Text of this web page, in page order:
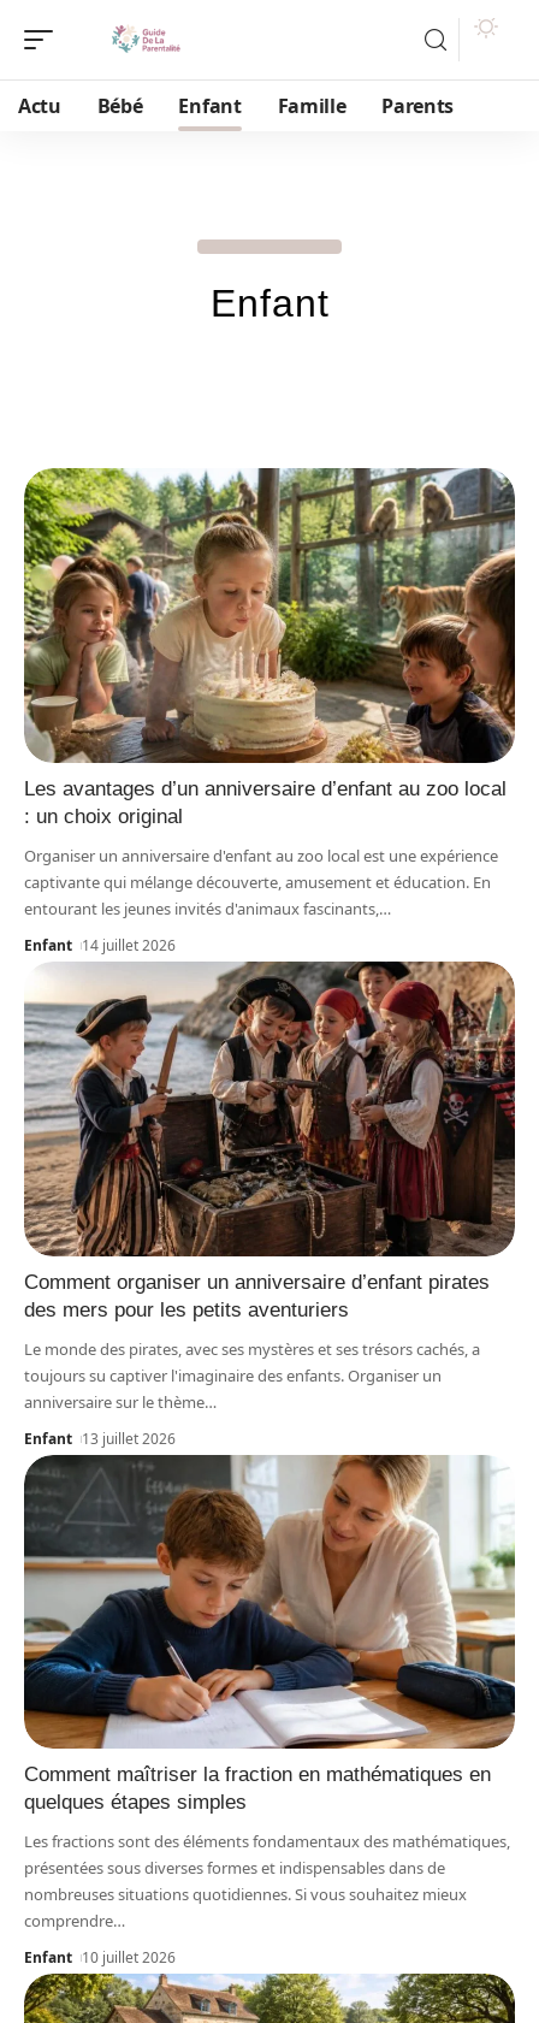
Actu Bébé Enfant Famille Parents
Enfant
Les avantages d’un anniversaire d’enfant au zoo local
: un choix original
Organiser un anniversaire d'enfant au zoo local est une expérience
captivante qui mélange découverte, amusement et éducation. En
entourant les jeunes invités d'animaux fascinants,…
Enfant 14 juillet 2026
Comment organiser un anniversaire d’enfant pirates
des mers pour les petits aventuriers
Le monde des pirates, avec ses mystères et ses trésors cachés, a
toujours su captiver l'imaginaire des enfants. Organiser un
anniversaire sur le thème…
Enfant 13 juillet 2026
Comment maîtriser la fraction en mathématiques en
quelques étapes simples
Les fractions sont des éléments fondamentaux des mathématiques,
présentées sous diverses formes et indispensables dans de
nombreuses situations quotidiennes. Si vous souhaitez mieux
comprendre…
Enfant 10 juillet 2026